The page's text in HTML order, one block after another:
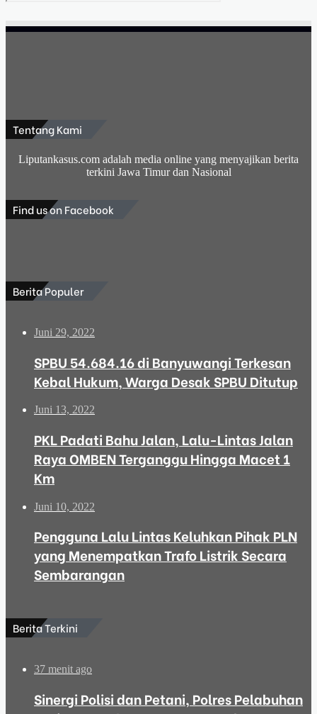
Tentang Kami
Liputankasus.com adalah media online yang menyajikan berita
terkini Jawa Timur dan Nasional
Find us on Facebook
Berita Populer
Juni 29, 2022
SPBU 54.684.16 di Banyuwangi Terkesan
Kebal Hukum, Warga Desak SPBU Ditutup
Juni 13, 2022
PKL Padati Bahu Jalan, Lalu-Lintas Jalan
Raya OMBEN Terganggu Hingga Macet 1
Km
Juni 10, 2022
Pengguna Lalu Lintas Keluhkan Pihak PLN
yang Menempatkan Trafo Listrik Secara
Sembarangan
Berita Terkini
37 menit ago
Sinergi Polisi dan Petani, Polres Pelabuhan